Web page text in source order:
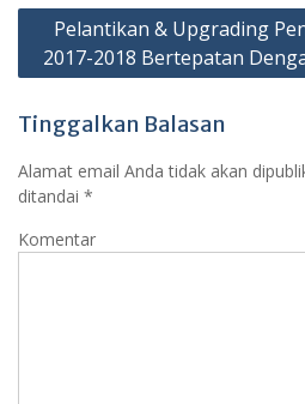
Pelantikan & Upgrading
2017-2018 Bertepatan
Tinggalkan Balasan
Alamat email Anda tidak akan
ditandai *
Komentar